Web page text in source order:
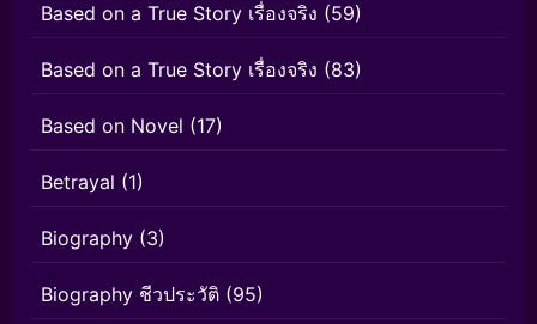
Based on a True Story เรื่องจริง (59)
Based on a True Story เรื่องจริง (83)
Based on Novel (17)
Betrayal (1)
Biography (3)
Biography ชีวประวัติ (95)